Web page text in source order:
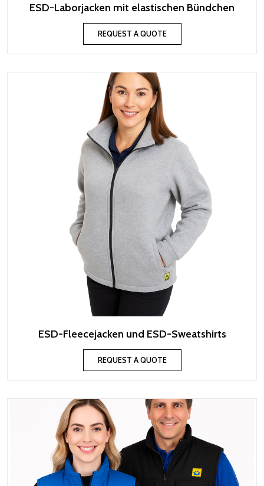
ESD-Laborjacken mit elastischen Bündchen
REQUEST A QUOTE
ESD-Fleecejacken und ESD-Sweatshirts
REQUEST A QUOTE